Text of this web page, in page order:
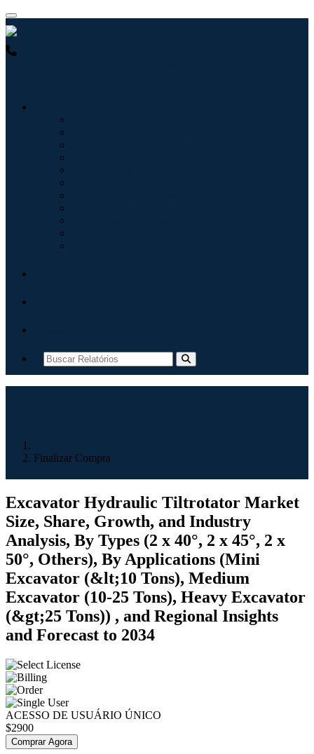
Finalizar Compra
Excavator Hydraulic Tiltrotator Market
Size, Share, Growth, and Industry
Analysis, By Types (2 x 40°, 2 x 45°, 2 x
50°, Others), By Applications (Mini
Excavator (&lt;10 Tons), Medium
Excavator (10-25 Tons), Heavy Excavator
(&gt;25 Tons)) , and Regional Insights
and Forecast to 2034
ACESSO DE USUÁRIO ÚNICO
$2900
Comprar Agora